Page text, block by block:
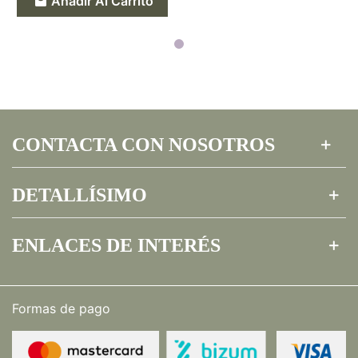
CONTACTA CON NOSOTROS
DETALLÍSIMO
ENLACES DE INTERÉS
Formas de pago